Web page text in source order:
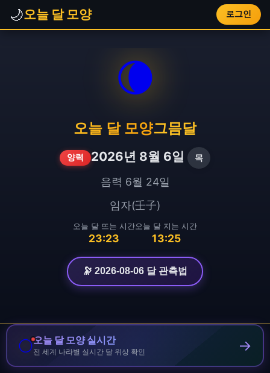
🌙오늘 달 모양 로그인
🌘
오늘 달 모양그믐달
양력 2026년 8월 6일 목
음력 6월 24일
임자(壬子)
오늘 달 뜨는 시간
23:23
오늘 달 지는 시간
13:25
🔭 2026-08-06 달 관측법
🌕오늘 달 모양 실시간
전 세계 나라별 실시간 달 위상 확인 →